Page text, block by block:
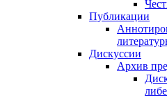
Публикации
Дискуссии
Архив